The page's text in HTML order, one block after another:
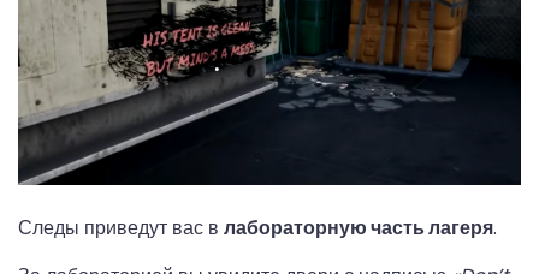
Следы приведут вас в лабораторную часть лагеря.